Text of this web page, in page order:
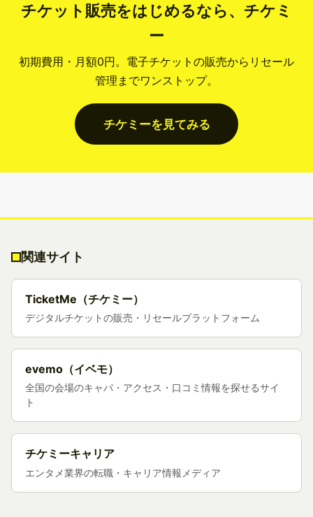
チケット販売をはじめるなら、チケミ
ー
初期費用・月額0円。電子チケットの販売からリセール
管理までワンストップ。
チケミーを見てみる
関連サイト
TicketMe（チケミー）
デジタルチケットの販売・リセールプラットフォーム
evemo（イベモ）
全国の会場のキャパ・アクセス・口コミ情報を探せるサイ
ト
チケミーキャリア
エンタメ業界の転職・キャリア情報メディア